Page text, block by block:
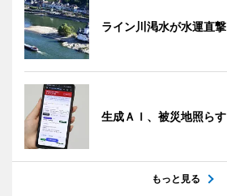
ライン川渇水が水運直撃
生成ＡＩ、被災地照らす
もっと見る